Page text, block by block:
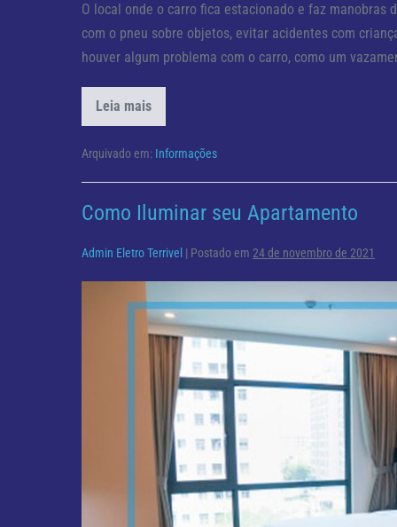
O local onde o carro fica estacionado e faz manobras
com o pneu sobre objetos, evitar acidentes com
houver algum problema com o carro, como um
Leia mais
Dica
para
Garagem
Arquivado em: Informações
Como Iluminar seu Apartamento
Admin Eletro Terrivel | Postado em 24 de novembro de 2021